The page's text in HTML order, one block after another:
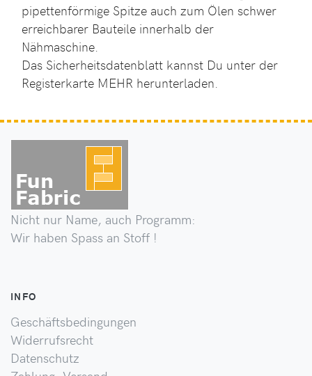
pipettenförmige Spitze auch zum Ölen schwer
erreichbarer Bauteile innerhalb der
Nähmaschine.
Das Sicherheitsdatenblatt kannst Du unter der
Registerkarte MEHR herunterladen.
Nicht nur Name, auch Programm:
Wir haben Spass an Stoff !
INFO
Geschäftsbedingungen
Widerrufsrecht
Datenschutz